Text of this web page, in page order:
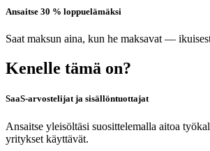
Ansaitse 30 % loppuelämäksi
Saat maksun aina, kun he maksavat —
Kenelle tämä on?
SaaS-arvostelijat ja sisällöntuottajat
Ansaitse yleisöltäsi suosittelemalla aitoa
yritykset käyttävät.